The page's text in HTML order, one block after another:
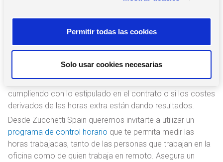
n
m
i
e
n
t
o
Permitir todas las cookies
Solo usar cookies necesarias
organización.
Se trata de una herramienta que aporta información útil
para la analítica de Recursos Humanos, lo que facilita la
personas contratadas a diario permite evaluar si es
necesario contratar más personal, si el personal está
cumpliendo con lo estipulado en el contrato o si los costes
derivados de las horas extra están dando resultados.
Desde Zucchetti Spain queremos invitarte a utilizar un
programa de control horario que te permita medir las
horas trabajadas, tanto de las personas que trabajan en la
oficina como de quien trabaja en remoto. Asegura un